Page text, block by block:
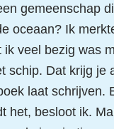
gemeenschap
oceaan? Ik
ik veel bezig was
schip. Dat krijg je
laat schrijven.
het, besloot ik.